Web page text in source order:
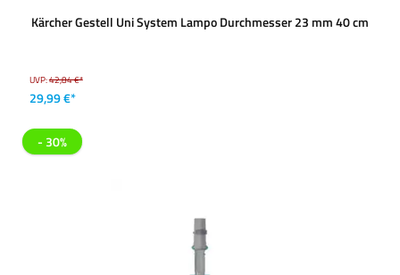
Kärcher Gestell Uni System Lampo Durchmesser 23 mm 40 cm
UVP:42,84 €*
29,99 €*
- 30%